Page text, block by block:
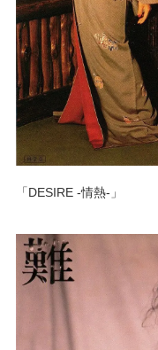
「DESIRE -情熱-」